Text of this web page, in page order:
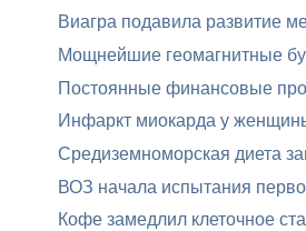
Виагра подавила развитие
Мощнейшие геомагнитные
Постоянные финансовые
Инфаркт миокарда у
Средиземноморская диета
ВОЗ начала испытания
Кофе замедлил клеточное